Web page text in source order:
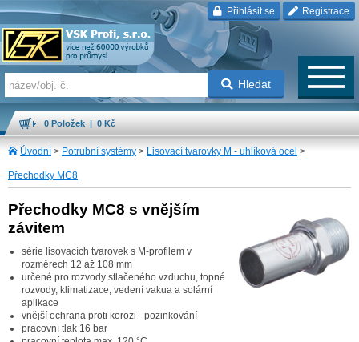
Přihlásit se Registrace
Hledat
0 Položek | 0 Kč
Úvodní > Potrubní systémy > Lisovací tvarovky M - uhlíková ocel >
Přechodky MC8
Přechodky MC8 s vnějším
závitem
série lisovacích tvarovek s M-profilem v
rozměrech 12 až 108 mm
určené pro rozvody stlačeného vzduchu, topné
rozvody, klimatizace, vedení vakua a solární
aplikace
vnější ochrana proti korozi - pozinkování
pracovní tlak 16 bar